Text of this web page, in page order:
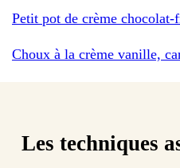
Petit pot de crème chocolat-
Choux à la crème vanille,
Les techniques